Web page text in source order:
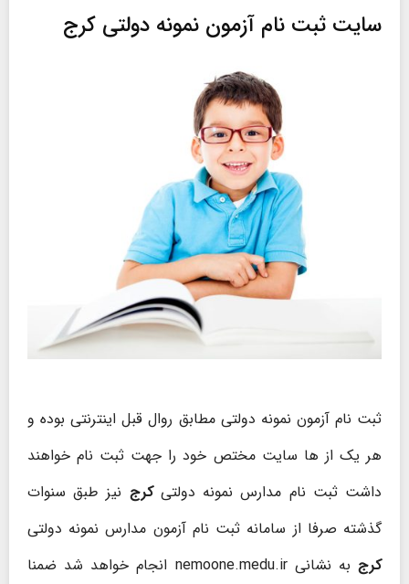
سایت ثبت نام آزمون نمونه دولتی کرج
ثبت نام آزمون نمونه دولتی مطابق روال قبل اینترنتی بوده و
هر یک از ها سایت مختص خود را جهت ثبت نام خواهند
داشت ثبت نام مدارس نمونه دولتیکرج نیز طبق سنوات
گذشته صرفا از سامانه ثبت نام آزمون مدارس نمونه دولتی
کرج
به نشانی nemoone.medu.ir انجام خواهد شد ضمنا